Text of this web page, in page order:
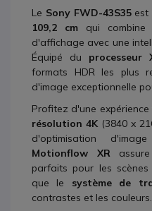
Le Sony FWD-43S35 est
109,2 cm qui combine
d'affichage avec une
Équipé du processeur
formats HDR les plus
d'image exceptionnelle
Profitez d'une
résolution 4K (3840 x
d'optimisation
Motionflow XR
parfaits pour les
que le système de
contrastes et les couleurs.